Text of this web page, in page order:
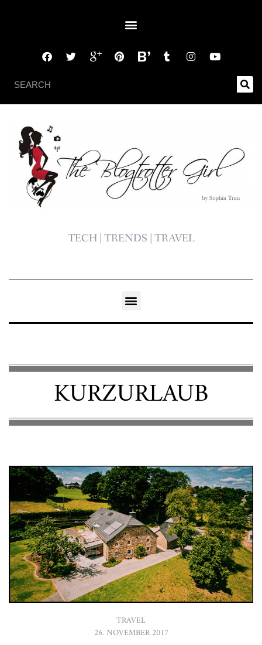
TECH | TRENDS | TRAVEL
KURZURLAUB
TRAVEL
26. NOVEMBER 2017